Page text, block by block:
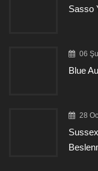
Sasso
06
Blue
28